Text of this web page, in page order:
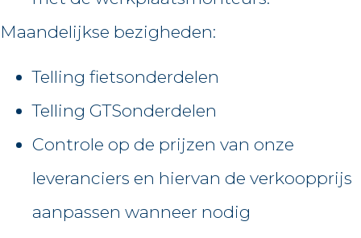
Maandelijkse bezigheden:
Telling fietsonderdelen
Telling GTSonderdelen
Controle op de prijzen van onze
leveranciers en hiervan de verkoopprijs
aanpassen wanneer nodig